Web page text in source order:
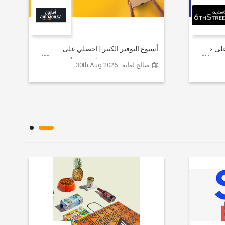
يصل إلى 80% على جميع
أسبوع التوفير الكبير | احصلي على
مستلزمات التجميل الأساسية بأسعار تبدأ
صالح لغاية : 30th Aug 2026